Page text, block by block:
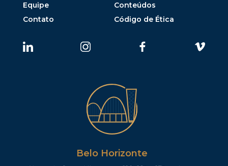
Equipe
Conteúdos
Contato
Código de Ética
Belo Horizonte